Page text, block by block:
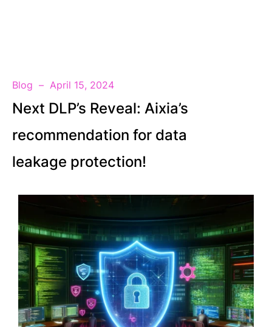
Blog April 15, 2024
Next DLP’s Reveal: Aixia’s
recommendation for data
leakage protection!